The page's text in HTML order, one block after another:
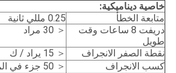
خاصية ديناميكية:
متابعة الخطأ
0.25 مللي ثانية
دريفت 8 ساعات وقت
طويل
＜ 30 مراد
نقطة الصفر الانجراف
＜ 15 يراد / ك
كسب الانجراف
＜ 50 جزء في المليون / ك